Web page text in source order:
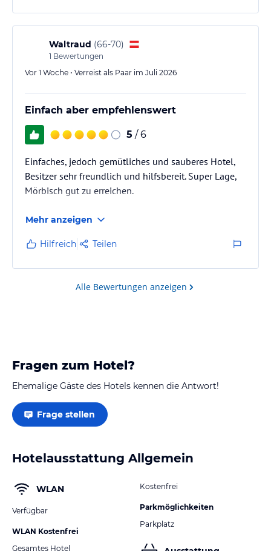
Waltraud (66-70)
1 Bewertungen
Vor 1 Woche • Verreist als Paar im Juli 2026
Einfach aber empfehlenswert
5 / 6
Einfaches, jedoch gemütliches und sauberes Hotel,
Besitzer sehr freundlich und hilfsbereit. Super Lage,
Mörbisch gut zu erreichen.
Mehr anzeigen
Hilfreich Teilen
Alle Bewertungen anzeigen
Fragen zum Hotel?
Ehemalige Gäste des Hotels kennen die Antwort!
Frage stellen
Hotelausstattung Allgemein
WLAN
Verfügbar
WLAN Kostenfrei
Gesamtes Hotel
Kostenfrei
Parkmöglichkeiten
Parkplatz